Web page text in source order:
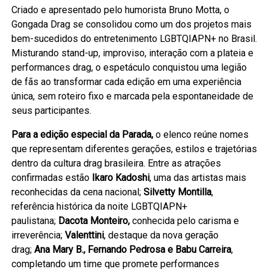
Criado e apresentado pelo humorista Bruno Motta, o
Gongada Drag se consolidou como um dos projetos mais
bem-sucedidos do entretenimento LGBTQIAPN+ no Brasil.
Misturando stand-up, improviso, interação com a plateia e
performances drag, o espetáculo conquistou uma legião
de fãs ao transformar cada edição em uma experiência
única, sem roteiro fixo e marcada pela espontaneidade de
seus participantes.
Para a edição especial da Parada, o elenco reúne nomes
que representam diferentes gerações, estilos e trajetórias
dentro da cultura drag brasileira. Entre as atrações
confirmadas estão Ikaro Kadoshi, uma das artistas mais
reconhecidas da cena nacional;Silvetty Montilla,
referência histórica da noite LGBTQIAPN+
paulistana; Dacota Monteiro, conhecida pelo carisma e
irreverência;Valenttini, destaque da nova geração
drag;Ana Mary B., Fernando Pedrosa e Babu Carreira,
completando um time que promete performances